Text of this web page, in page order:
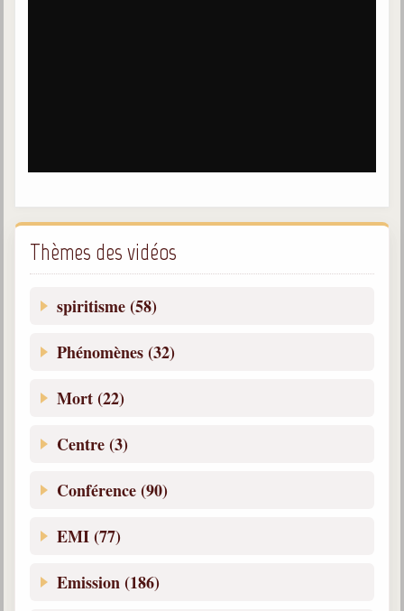
Thèmes des vidéos
spiritisme (58)
Phénomènes (32)
Mort (22)
Centre (3)
Conférence (90)
EMI (77)
Emission (186)